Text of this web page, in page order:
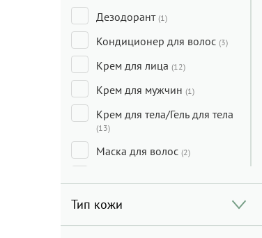
Дезодорант (1)
Кондиционер для волос (3)
Крем для лица (12)
Крем для мужчин (1)
Крем для тела/Гель для тела
(13)
Маска для волос (2)
Мицеллярная вода/
Молочко для лица/Средства
для очищения(6)
Тип кожи